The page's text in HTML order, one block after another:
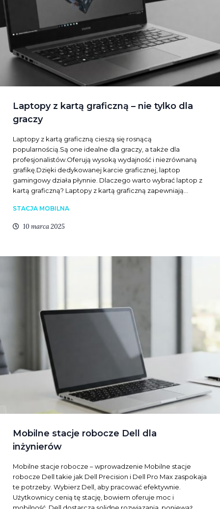
Laptopy z kartą graficzną – nie tylko dla
graczy
Laptopy z kartą graficzną cieszą się rosnącą
popularnością.Są one idealne dla graczy, a także dla
profesjonalistów.Oferują wysoką wydajność i niezrównaną
grafikę.Dzięki dedykowanej karcie graficznej, laptop
gamingowy działa płynnie. Dlaczego warto wybrać laptop z
kartą graficzną? Laptopy z kartą graficzną zapewniają…
STACJA MOBILNA
10 marca 2025
Mobilne stacje robocze Dell dla
inżynierów
Mobilne stacje robocze – wprowadzenie Mobilne stacje
robocze Dell takie jak Dell Precision i Dell Pro Max zaspokaja
te potrzeby. Wybierz Dell, aby pracować efektywnie.
Użytkownicy cenią tę stację, bowiem oferuje moc i
mobilność. Dell dostarcza solidne rozwiązania, ponieważ